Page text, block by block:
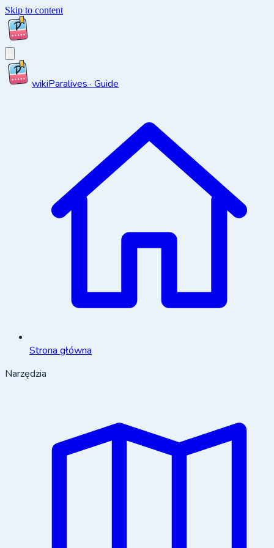
Skip to content
wikiParalives · Guide
Strona główna
Narzędzia